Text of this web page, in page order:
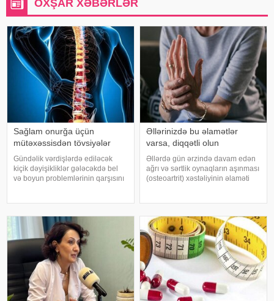
OXŞAR XƏBƏRLƏR
Sağlam onurğa üçün
mütəxəssisdən tövsiyələr
Gündəlik vərdişlərdə ediləcək
kiçik dəyişikliklər gələcəkdə bel
və boyun problemlərinin qarşısını
duruş onurğanın sağlam
qalmasınd
Əllərinizdə bu əlamətlər
varsa, diqqətli olun
Əllərdə gün ərzində davam edən
ağrı və sərtlik oynaqların aşınması
(osteoartrit) xəstəliyinin əlaməti
yaranır. xəbər verir ki